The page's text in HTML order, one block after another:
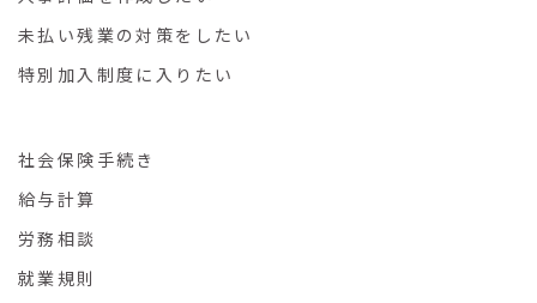
未払い残業の対策をしたい
特別加入制度に入りたい
社会保険手続き
給与計算
労務相談
就業規則